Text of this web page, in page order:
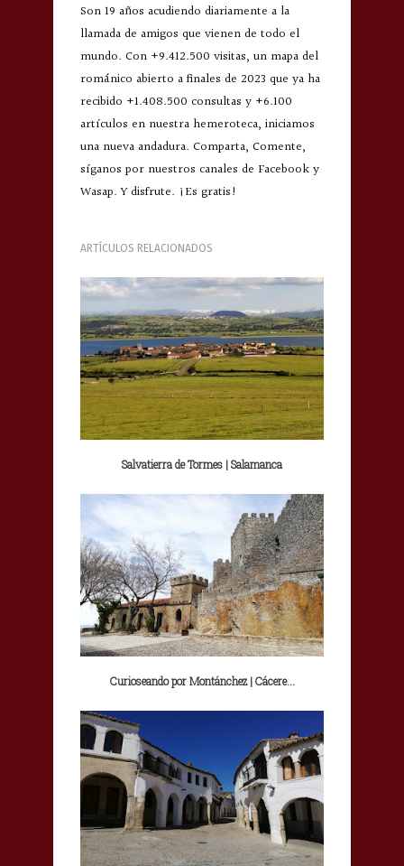
Son 19 años acudiendo diariamente a la
llamada de amigos que vienen de todo el
mundo. Con +9.412.500 visitas, un mapa del
románico abierto a finales de 2023 que ya ha
recibido +1.408.500 consultas y +6.100
artículos en nuestra hemeroteca, iniciamos
una nueva andadura. Comparta, Comente,
síganos por nuestros canales de Facebook y
Wasap. Y disfrute. ¡Es gratis!
ARTÍCULOS RELACIONADOS
Salvatierra de Tormes | Salamanca
Curioseando por Montánchez | Cácere...